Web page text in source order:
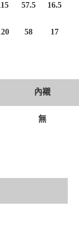
57.5 16.5
58 17
內襯
無